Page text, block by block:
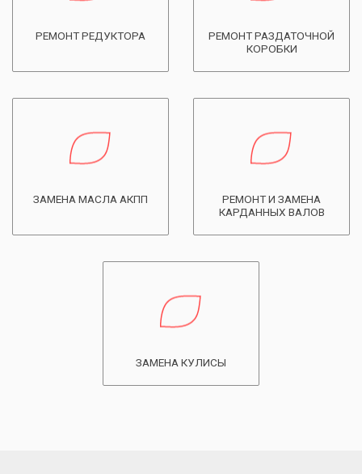
РЕМОНТ РЕДУКТОРА
РЕМОНТ РАЗДАТОЧНОЙ
КОРОБКИ
ЗАМЕНА МАСЛА АКПП
РЕМОНТ И ЗАМЕНА
КАРДАННЫХ ВАЛОВ
ЗАМЕНА КУЛИСЫ